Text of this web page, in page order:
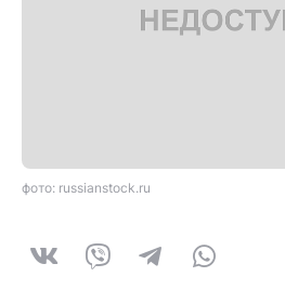
фото: russianstock.ru